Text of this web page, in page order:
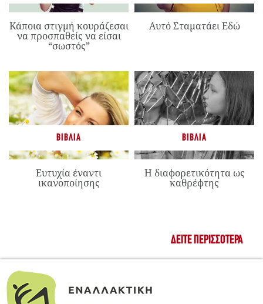
Κάποια στιγμή κουράζεσαι
να προσπαθείς να είσαι
“σωστός”
Αυτό Σταματάει Εδώ
ΒΙΒΛΊΑ
Ευτυχία έναντι
ικανοποίησης
ΒΙΒΛΊΑ
Η διαφορετικότητα ως
καθρέφτης
ΔΕΊΤΕ ΠΕΡΙΣΣΌΤΕΡΑ